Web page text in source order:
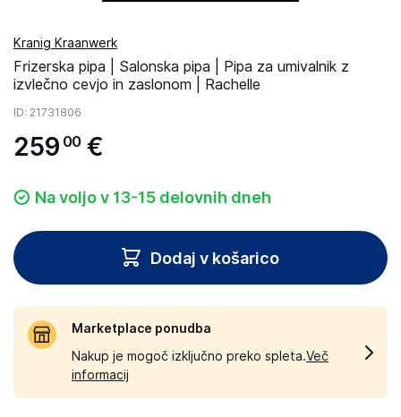
Kranig Kraanwerk
Frizerska pipa | Salonska pipa | Pipa za umivalnik z
izvlečno cevjo in zaslonom | Rachelle
ID: 21731806
259 00 €
Na voljo v 13-15 delovnih dneh
Dodaj v košarico
Marketplace ponudba
Nakup je mogoč izključno preko spleta.Več
informacij